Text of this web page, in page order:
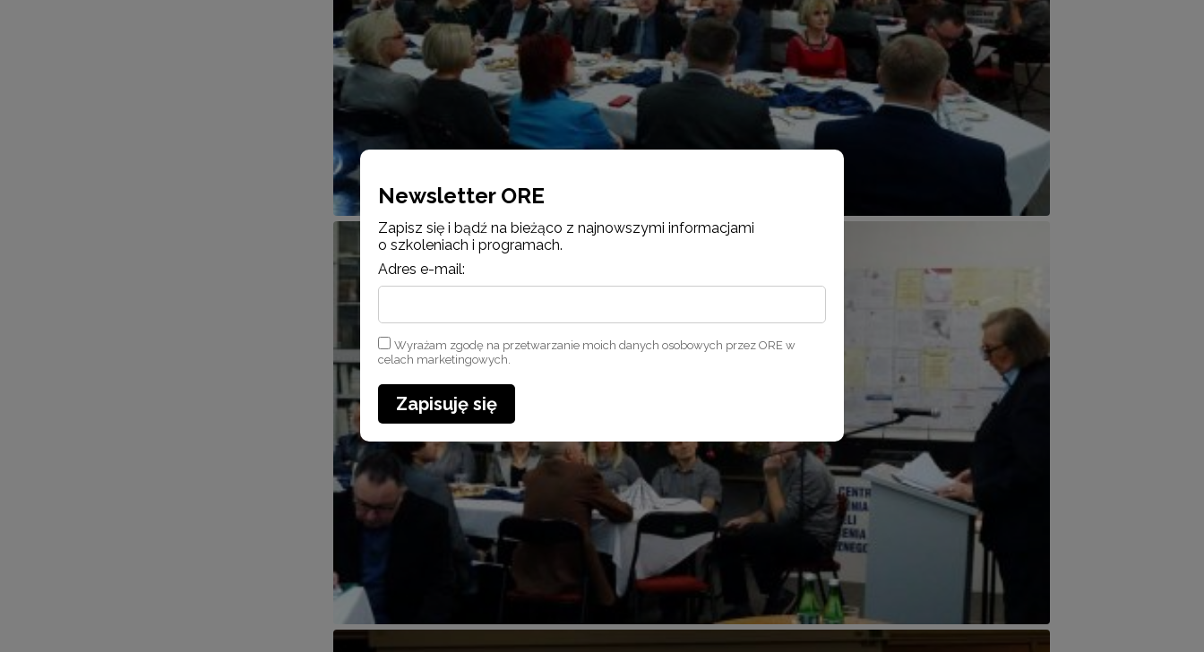
Newsletter ORE
Zapisz się i bądź na bieżąco z najnowszymi informacjami
o szkoleniach i programach.
Adres e-mail:
Wyrażam zgodę na przetwarzanie moich danych osobowych przez ORE w
celach marketingowych.
Zapisuję się